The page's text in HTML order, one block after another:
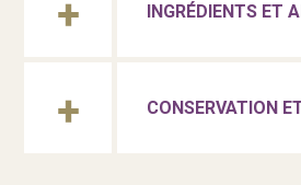
INGRÉDIENTS ET
CONSERVATION